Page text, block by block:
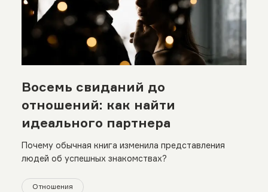
Восемь свиданий до
отношений: как найти
идеального партнера
Почему обычная книга изменила представления
людей об успешных знакомствах?
Отношения